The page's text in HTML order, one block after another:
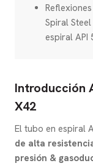
Spiral
espiral API
Introducción
X42
El tubo en espiral
de alta
presión &